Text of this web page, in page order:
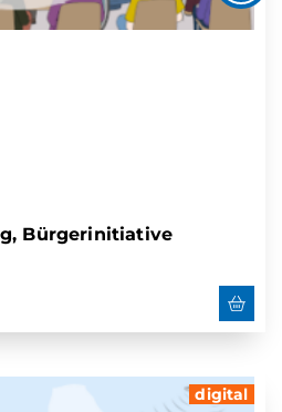
Bürgerinitiative
digital